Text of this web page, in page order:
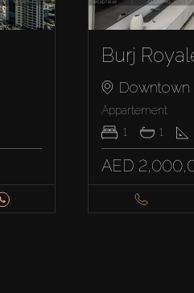
Burj
Downtown
Appartement
1
1
AED